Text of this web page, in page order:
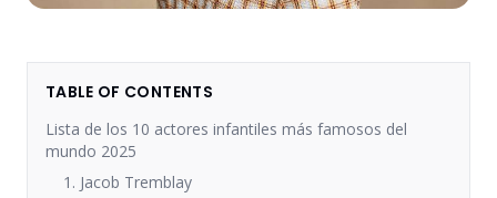
TABLE OF CONTENTS
Lista de los 10 actores infantiles más famosos del
mundo 2025
1. Jacob Tremblay